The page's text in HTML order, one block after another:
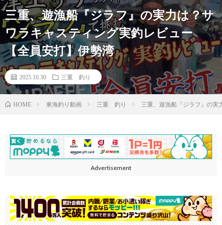
三重、遊漁船『ジラフ』の実力は？サ
ワラキャスティング実釣レビュー
【全員安打】伊勢湾
2025.10.30 三重 釣り
HOME 東海釣り動画 三重 釣り 三重、遊漁船『ジラフ』の実
Advertisement